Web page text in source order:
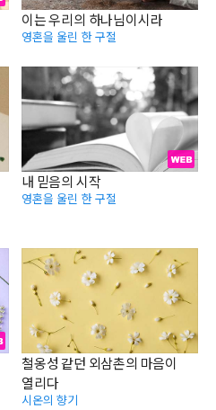
이는 우리의 하나님이시라
영혼을 울린 한 구절
내 믿음의 시작
영혼을 울린 한 구절
철옹성 같던 외삼촌의 마음이
열리다
시온의 향기